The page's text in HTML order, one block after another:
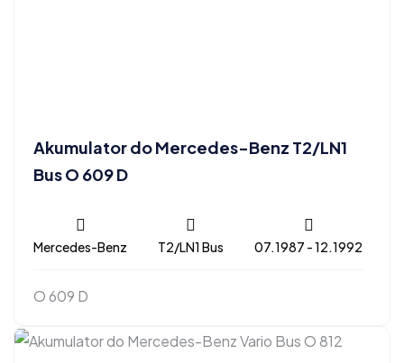
Akumulator do Mercedes-Benz T2/LN1
Bus O 609 D
Mercedes-Benz T2/LN1 Bus 07.1987 - 12.1992
O 609 D